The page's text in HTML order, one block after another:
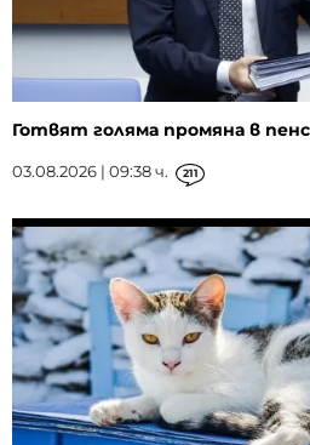
Готвят голяма промяна в
03.08.2026 | 09:38 ч. 211